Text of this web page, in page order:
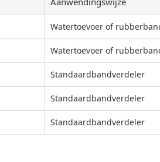
Watertoevoer of
Watertoevoer of
Standaardbandverdeler
Standaardbandverdeler
Standaardbandverdeler